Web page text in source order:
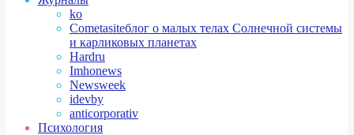
ko
Cometasiteблог о малых телах Солнечной системы
и карликовых планетах
Hardru
Imhonews
Newsweek
idevby
anticorporativ
Психология